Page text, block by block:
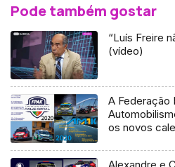
Pode também gostar
“Luís Freire
(vídeo)
A Federação
os novos
Madeira